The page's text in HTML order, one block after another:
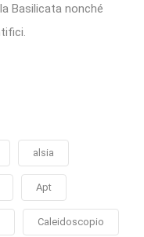
Basilicata nonché
alsia
Apt
Caleidoscopio